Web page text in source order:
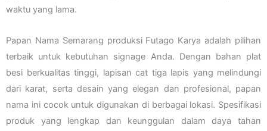
waktu yang lama.
Papan Nama Semarang produksi Futago Karya adalah pilihan
terbaik untuk kebutuhan signage Anda. Dengan bahan plat
besi berkualitas tinggi, lapisan cat tiga lapis yang melindungi
dari karat, serta desain yang elegan dan profesional, papan
nama ini cocok untuk digunakan di berbagai lokasi. Spesifikasi
produk yang lengkap dan keunggulan dalam daya tahan